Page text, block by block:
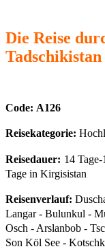
Die Reise
Code: A126
Reisekategorie:
Reisedauer: 14
Tage in Kirgisistan
Reisenverlauf:
Langar - Bulunkul -
Osch - Arslanbob -
Son Köl See -